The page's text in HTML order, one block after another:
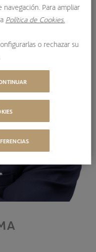
Para ampliar
Política de Cookies.
o rechazar su